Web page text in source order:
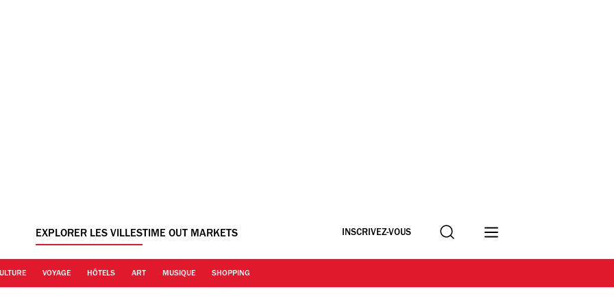
EXPLORER LES VILLESTIME OUT MARKETS INSCRIVEZ-VOUS Recherche
VOYAGE HÔTELS ART MUSIQUE SHOPPING